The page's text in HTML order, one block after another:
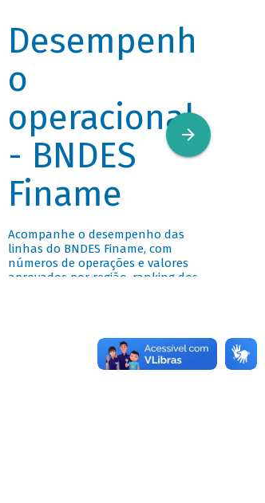
Desempenh
o
operacional
- BNDES
Finame
Acompanhe o desempenho das
linhas do BNDES Finame, com
números de operações e valores
aprovados por região, ranking dos